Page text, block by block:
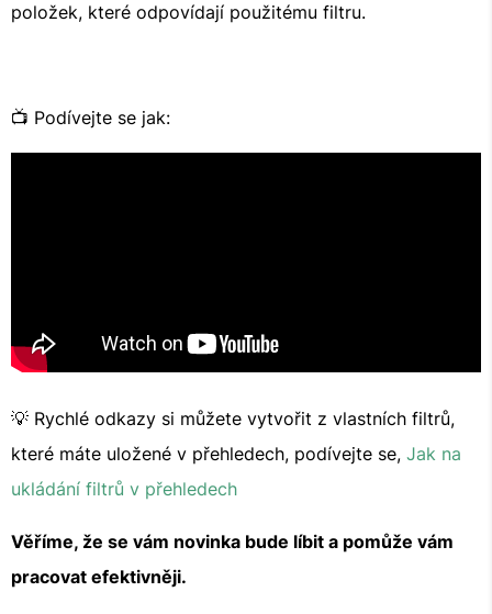
položek, které odpovídají použitému filtru.
📺 Podívejte se jak:
💡 Rychlé odkazy si můžete vytvořit z vlastních filtrů,
které máte uložené v přehledech, podívejte se, Jak na
ukládání filtrů v přehledech
Věříme, že se vám novinka bude líbit a pomůže vám
pracovat efektivněji.